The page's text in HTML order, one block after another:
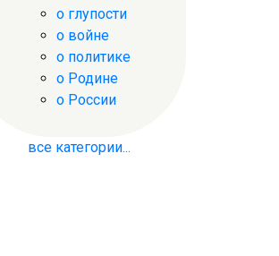
о глупости
о войне
о политике
о Родине
о России
все категории...